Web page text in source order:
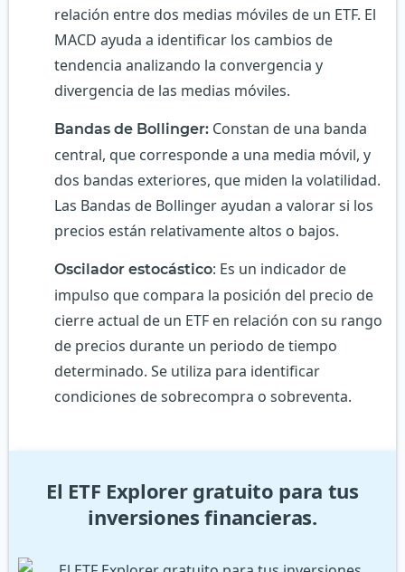
relación entre dos medias móviles de un ETF. El
MACD ayuda a identificar los cambios de
tendencia analizando la convergencia y
divergencia de las medias móviles.
Bandas de Bollinger: Constan de una banda
central, que corresponde a una media móvil, y
dos bandas exteriores, que miden la volatilidad.
Las Bandas de Bollinger ayudan a valorar si los
precios están relativamente altos o bajos.
Oscilador estocástico: Es un indicador de
impulso que compara la posición del precio de
cierre actual de un ETF en relación con su rango
de precios durante un periodo de tiempo
determinado. Se utiliza para identificar
condiciones de sobrecompra o sobreventa.
El ETF Explorer gratuito para tus
inversiones financieras.